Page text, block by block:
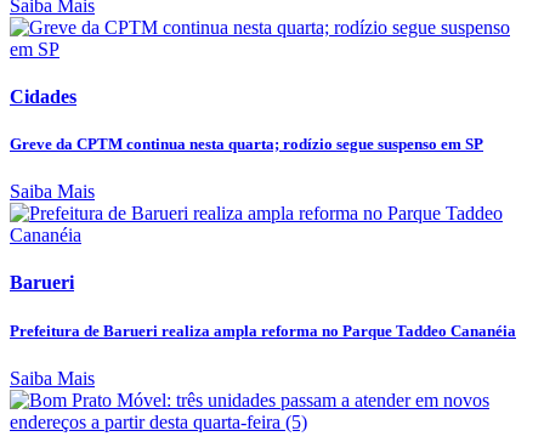
Saiba Mais
Cidades
Greve da CPTM continua nesta quarta; rodízio segue suspenso em SP
Saiba Mais
Barueri
Prefeitura de Barueri realiza ampla reforma no Parque Taddeo Cananéia
Saiba Mais